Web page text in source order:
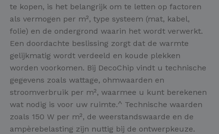
te kopen, is het belangrijk om te letten op factoren
als vermogen per m², type systeem (mat, kabel,
folie) en de ondergrond waarin het wordt verwerkt.
Een doordachte beslissing zorgt dat de warmte
gelijkmatig wordt verdeeld en koude plekken
worden voorkomen. Bij DecoChip vindt u technische
gegevens zoals wattage, ohmwaarden en
stroomverbruik per m², waarmee u kunt berekenen
wat nodig is voor uw ruimte.^ Technische waarden
zoals 150 W per m², de weerstandswaarde en de
ampèrebelasting zijn nuttig bij de ontwerpkeuze.